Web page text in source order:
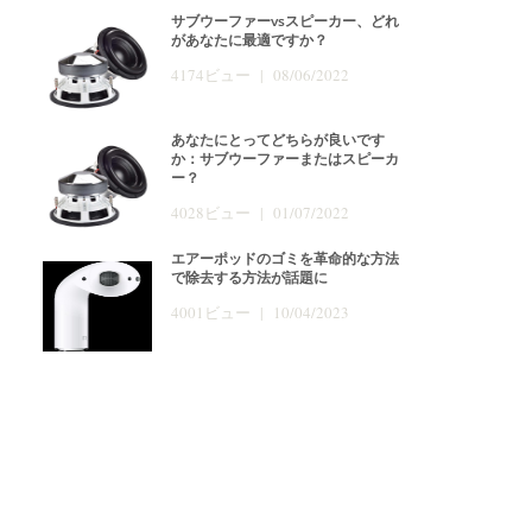
サブウーファーvsスピーカー、どれ
があなたに最適ですか？
4174ビュー | 08/06/2022
あなたにとってどちらが良いです
か：サブウーファーまたはスピーカ
ー？
4028ビュー | 01/07/2022
エアーポッドのゴミを革命的な方法
で除去する方法が話題に
4001ビュー | 10/04/2023